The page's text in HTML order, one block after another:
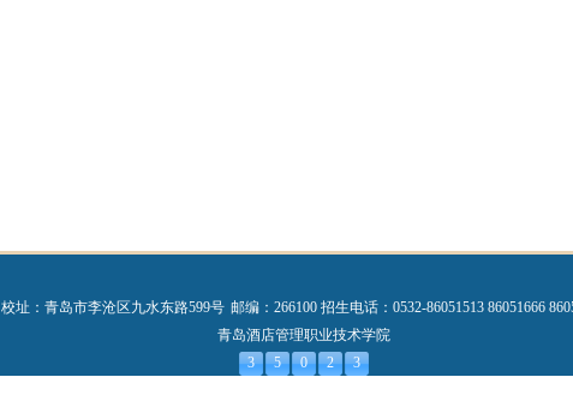
校址：青岛市李沧区九水东路599号 邮编：266100 招生电话：0532-86051513 86051666
青岛酒店管理职业技术学院
3
5 0 2 3